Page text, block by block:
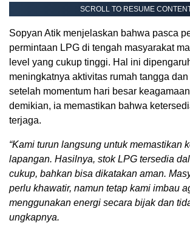
SCROLL TO RESUME
Sopyan Atik menjelaskan bahwa pasca
permintaan LPG di tengah masyarakat
level yang cukup tinggi. Hal ini
meningkatnya aktivitas rumah tangga dan
setelah momentum hari besar
demikian, ia memastikan bahwa
terjaga.
“Kami turun langsung untuk memastikan
lapangan. Hasilnya, stok LPG tersedia
cukup, bahkan bisa dikatakan aman.
perlu khawatir, namun tetap kami imbau
menggunakan energi secara bijak dan
ungkapnya.